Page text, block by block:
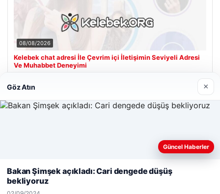
08/08/2026
Kelebek chat adresi İle Çevrim içi İletişimin Seviyeli Adresi
Ve Muhabbet Deneyimi
Son Eklenen Firmalar
Web sitemizi nasıl kullandığınızı daha iyi anlayabilmek,
kullanıyoruz.Çerez Politikamız
Reddet
Göz Atın ×
Güncel Haberler
Bakan Şimşek açıkladı: Cari dengede düşüş
bekliyoruz